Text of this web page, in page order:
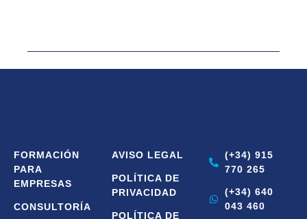
FORMACIÓN
PARA
EMPRESAS
CONSULTORÍA
AVISO LEGAL
POLÍTICA DE
PRIVACIDAD
POLÍTICA DE
(+34) 915
770 265
(+34) 640
043 460